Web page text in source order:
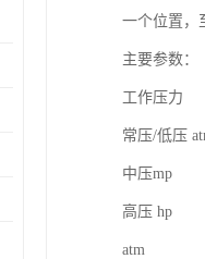
一个位置，
主要参数：
工作压力
常压/低压
中压mp
高压 hp
atm